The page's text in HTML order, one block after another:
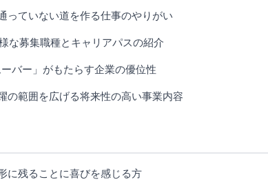
っていない道を作る仕事のやりがい
な募集職種とキャリアパスの紹介
バー」がもたらす企業の優位性
の範囲を広げる将来性の高い事業内容
に残ることに喜びを感じる方